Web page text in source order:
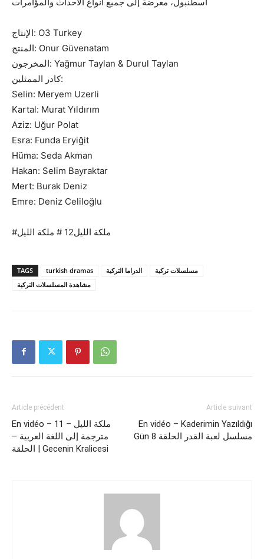
الإنتاج: O3 Turkey
المنتج: Onur Güvenatam
المخرجون: Yağmur Taylan & Durul Taylan
كادر الممثلين:
Selin: Meryem Uzerli
Kartal: Murat Yıldırım
Aziz: Uğur Polat
Esra: Funda Eryiğit
Hüma: Seda Akman
Hakan: Selim Bayraktar
Mert: Burak Deniz
Emre: Deniz Celiloğlu
#ملكة الليل12 # ملكة الليل
TAGS turkish dramas الدراما التركية
مسلسلات تركية
مشاهدة المسلسلات التركية
Article précédent
En vidéo – 11 ملكة الليل –
مترجمة إلى اللغة العربية –
الحلقة | Gecenin Kralicesi
Article suivant
En vidéo – Kaderimin Yazıldığı
Gün مسلسل لعبة القدر الحلقة 8